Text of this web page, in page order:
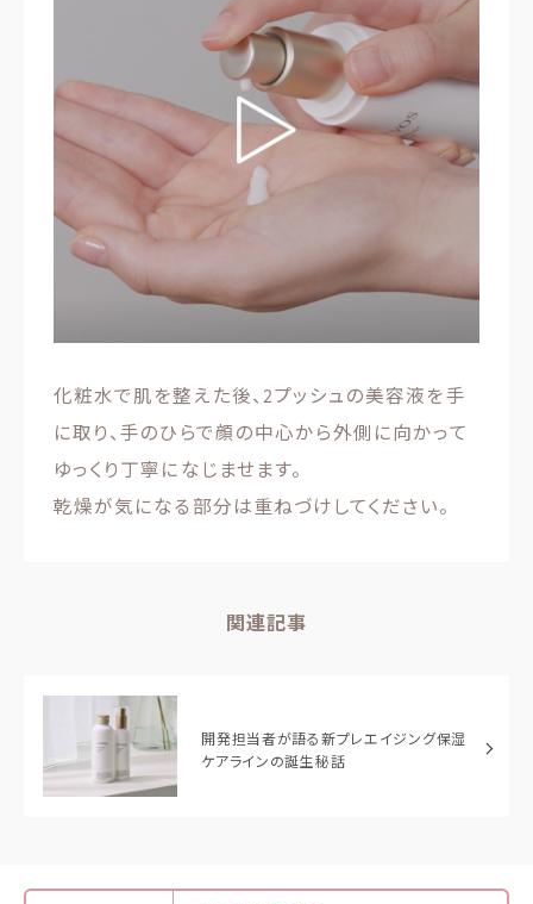
化粧水で肌を整えた後、2プッシュの美容液を手
に取り、手のひらで顔の中心から外側に向かって
ゆっくり丁寧になじませます。
乾燥が気になる部分は重ねづけしてください。
関連記事
開発担当者が語る新プレエイジング保湿
ケアラインの誕生秘話